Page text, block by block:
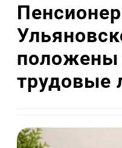
положены
трудовые